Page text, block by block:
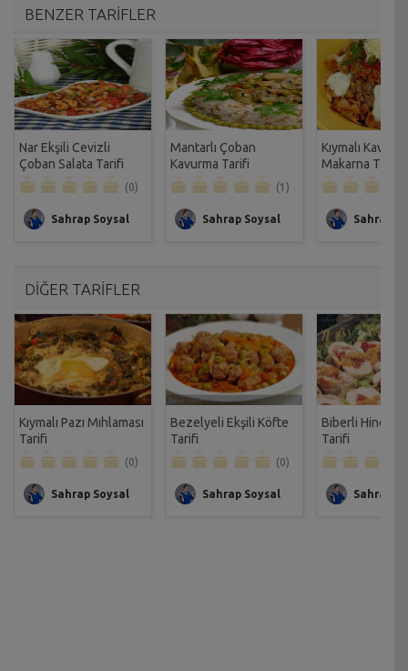
BENZER TARİFLER
Nar Ekşili Cevizli
Çoban Salata Tarifi
(0)
Sahrap Soysal
Mantarlı Çoban
Kavurma Tarifi
(1)
Sahrap Soysal
Kıymalı
Makarna Tarifi
Sahrap
DİĞER TARİFLER
Kıymalı Pazı Mıhlaması
Tarifi
(0)
Sahrap Soysal
Bezelyeli Ekşili Köfte
Tarifi
(0)
Sahrap Soysal
Biberli Hindi
Tarifi
Sahrap